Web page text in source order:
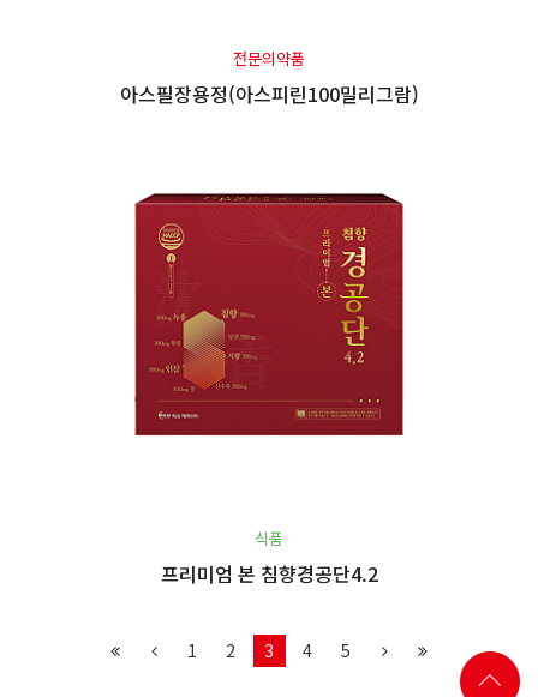
전문의약품
아스필장용정(아스피린100밀리그람)
식품
프리미엄 본 침향경공단4.2
1 2 3 4 5